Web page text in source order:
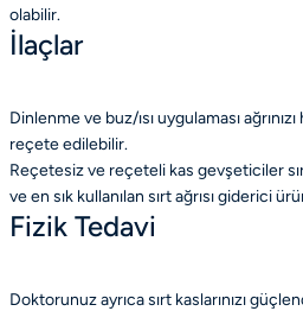
olabilir.
İlaçlar
Dinlenme ve buz/ısı uygulaması
reçete edilebilir.
Reçetesiz ve reçeteli kas gevşeticiler
ve en sık kullanılan sırt ağrısı giderici
Fizik Tedavi
Doktorunuz ayrıca sırt kaslarınızı